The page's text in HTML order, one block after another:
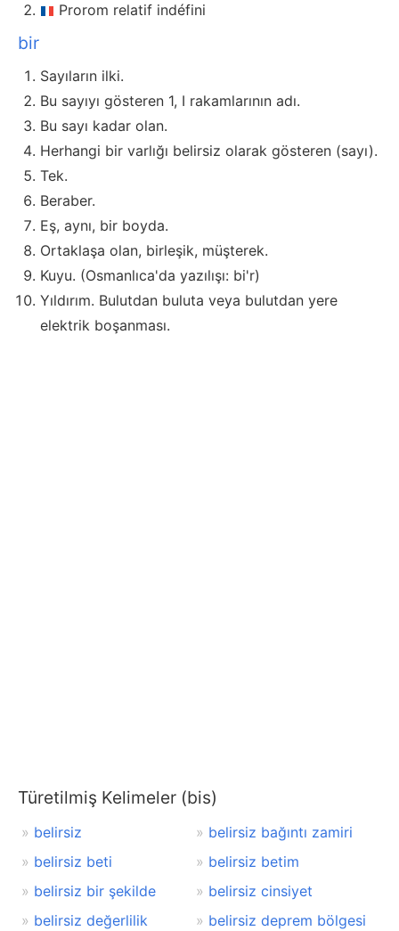
Prorom relatif indéfini
bir
Sayıların ilki.
Bu sayıyı gösteren 1, I rakamlarının adı.
Bu sayı kadar olan.
Herhangi bir varlığı belirsiz olarak gösteren (sayı).
Tek.
Beraber.
Eş, aynı, bir boyda.
Ortaklaşa olan, birleşik, müşterek.
Kuyu. (Osmanlıca'da yazılışı: bi'r)
Yıldırım. Bulutdan buluta veya bulutdan yere
elektrik boşanması.
Türetilmiş Kelimeler (bis)
belirsiz
belirsiz bağıntı zamiri
belirsiz beti
belirsiz betim
belirsiz bir şekilde
belirsiz cinsiyet
belirsiz değerlilik
belirsiz deprem bölgesi